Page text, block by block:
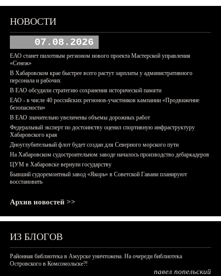
НОВОСТИ
07.08.2026
ЕАО станет пилотным регионом нового проекта Мастерской управления
«Сенеж»
В Хабаровском крае быстрее всего растут зарплаты у административного
персонала и рабочих
В ЕАО обсудили стратегию сохранения исторической памяти
ЕАО - в числе 40 российских регионов-участников кампании «Продвижение
безопасности»
В ЕАО значительно увеличены объемы дорожных работ
Федеральный эксперт по достоинству оценил спортивную инфраструктуру
Хабаровского края
Дноуглубительный флот будет создан для Северного морского пути
На Хабаровском судостроительном заводе началось производство дебаркадеров
ЦУМ в Хабаровске вернули государству
Бывший судоремонтный завод «Якорь» в Советской Гавани планируют
восстановить
Архив новостей >>
ИЗ БЛОГОВ
Районная библиотека в Амурске уничтожена. На очереди библиотека
Островского в Комсомольске?!
павел попельский